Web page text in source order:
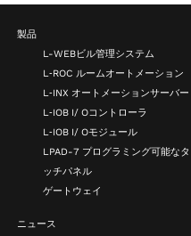
製品
L-WEBビル管理システム
L‑ROC ルームオートメーション
L‑INX オートメーションサーバー
L‑IOB I/ Oコントローラ
L‑IOB I/ Oモジュール
LPAD-7 プログラミング可能なタ
ッチパネル
ゲートウェイ
ニュース